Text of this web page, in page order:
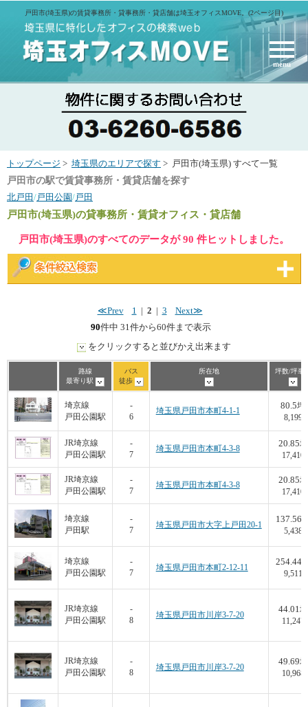
戸田市(埼玉県)の賃貸事務所・貸事務所・貸店舗は埼玉オフィスMOVE。(2ページ目)
menu
トップページ > 埼玉県のエリアで探す > 戸田市(埼玉県) すべて一覧
戸田市の駅で賃貸事務所・賃貸店舗を探す
北戸田 /戸田公園/戸田
戸田市(埼玉県)の貸事務所・賃貸オフィス・貸店舗
戸田市(埼玉県)のすべてのデータが 90 件ヒットしました。
≪Prev 1 2 3
Next≫
90件中 31件から60件まで表示
をクリックすると並びかえ出来ます
路線
最寄り駅
バス
徒歩
所在地 坪数/坪単
埼京線
戸田公園駅
-
6
埼玉県戸田市本町4-1-1
80.5坪
8,199
JR埼京線
戸田公園駅
-
7
埼玉県戸田市本町4-3-8
20.85坪
17,410
JR埼京線
戸田公園駅
-
7
埼玉県戸田市本町4-3-8
20.85坪
17,410
埼京線
戸田駅
-
7
埼玉県戸田市大字上戸田20-1
137.56
5,438
埼京線
戸田公園駅
-
7
埼玉県戸田市本町2-12-11
254.44
9,511
JR埼京線
戸田公園駅
-
8
埼玉県戸田市川岸3-7-20
44.01坪
11,247
JR埼京線
戸田公園駅
-
8
埼玉県戸田市川岸3-7-20
49.69坪
10,968